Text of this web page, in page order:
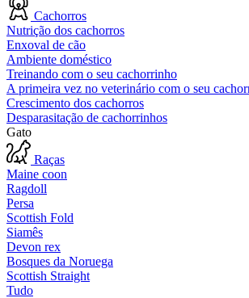
Cachorros
Nutrição dos cachorros
Enxoval de cão
Ambiente doméstico
Treinando com o seu cachorrinho
A primeira vez no veterinário com o seu
Crescimento dos cachorros
Desparasitação de cachorrinhos
Gato
Raças
Maine coon
Ragdoll
Persa
Scottish Fold
Siamês
Devon rex
Bosques da Noruega
Scottish Straight
Tudo